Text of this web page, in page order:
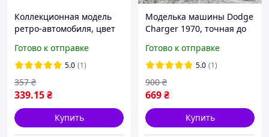
Коллекционная модель
ретро-автомобиля, цвет
Готово к отправке
5.0 (1)
339.15₴
357 ₴
Купить
Моделька машины Dodge
Charger 1970, точная до
имеет звуковые и
световые эффекты
Готово к отправке
5.0 (1)
669₴
900 ₴
Купить